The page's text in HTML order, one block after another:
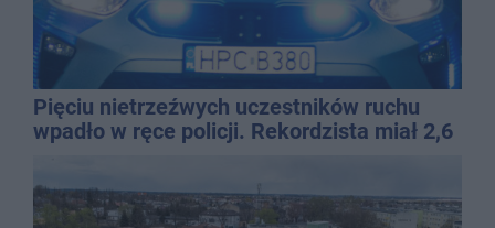
Pięciu nietrzeźwych uczestników ruchu
wpadło w ręce policji. Rekordzista miał 2,6